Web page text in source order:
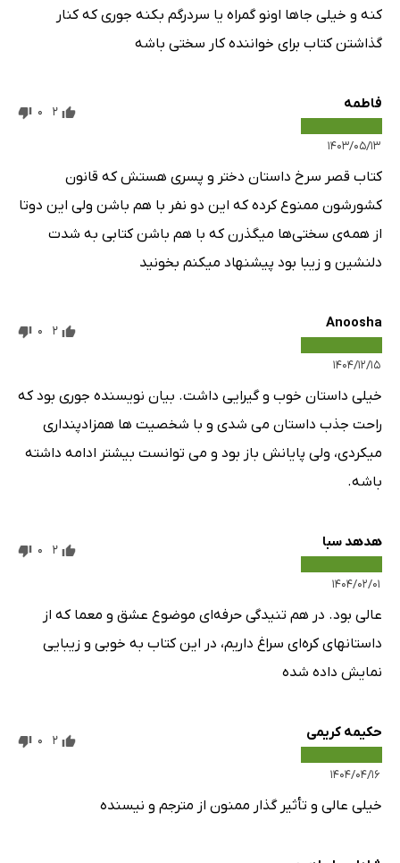
کنه و خیلی جاها اونو گمراه یا سردرگم بکنه جوری که کنار
گذاشتن کتاب برای خواننده کار سختی باشه
فاطمه
۱۴۰۳/۰۵/۱۳
2
0
کتاب قصر سرخ داستان دختر و پسری هستش که قانون
کشورشون ممنوع کرده که این دو نفر با هم باشن ولی این دوتا
از همه‌ی سختی‌ها میگذرن که با هم باشن کتابی به شدت
دلنشین و زیبا بود پیشنهاد میکنم بخونید
Anoosha
۱۴۰۴/۱۲/۱۵
2
0
خیلی داستان خوب و گیرایی داشت. بیان نویسنده جوری بود که
راحت جذب داستان می شدی و با شخصیت ها همزادپنداری
میکردی، ولی پایانش باز بود و می توانست بیشتر ادامه داشته
باشه.
هدهد سبا
۱۴۰۴/۰۲/۰۱
2
0
عالی بود. در هم تنیدگی حرفه‌ای موضوع عشق و معما که از
داستانهای کره‌ای سراغ داریم، در این کتاب به خوبی و زیبایی
نمایش داده شده
حکیمه کریمی
۱۴۰۴/۰۴/۱۶
2
0
خیلی عالی و تأثیر گذار ممنون از مترجم و نیسنده